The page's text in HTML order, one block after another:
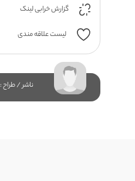
گزارش خرابی لینک
لیست علاقه مندی
ناشر / طراح :